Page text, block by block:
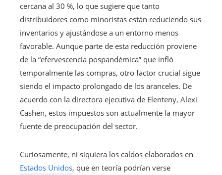
cercana al 30 %, lo que sugiere que tanto
distribuidores como minoristas están reduciendo sus
inventarios y ajustándose a un entorno menos
favorable. Aunque parte de esta reducción proviene
de la “efervescencia pospandémica” que infló
temporalmente las compras, otro factor crucial sigue
siendo el impacto prolongado de los aranceles. De
acuerdo con la directora ejecutiva de Elenteny, Alexi
Cashen, estos impuestos son actualmente la mayor
fuente de preocupación del sector.
Curiosamente, ni siquiera los caldos elaborados en
Estados Unidos, que en teoría podrían verse